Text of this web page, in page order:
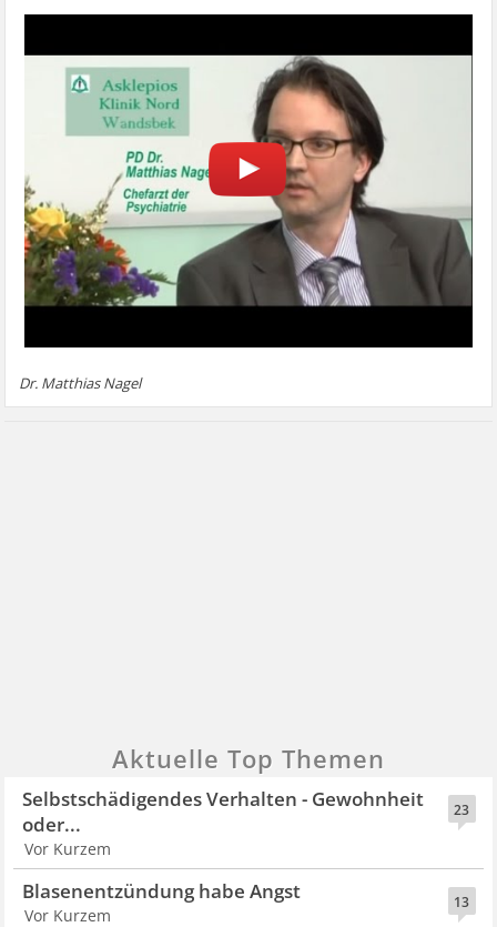
Dr. Matthias Nagel
Aktuelle Top Themen
23
Selbstschädigendes Verhalten - Gewohnheit
oder...
Vor Kurzem
13
Blasenentzündung habe Angst
Vor Kurzem